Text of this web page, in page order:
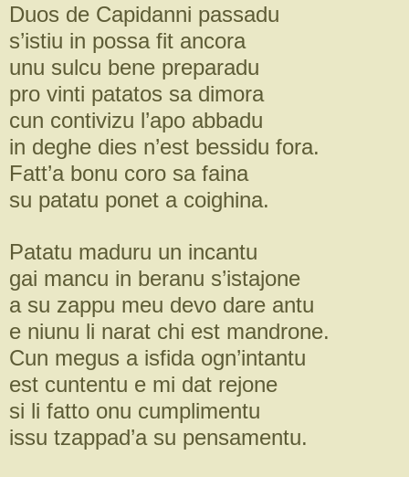
Duos de Capidanni passadu
s’istiu in possa fit ancora
unu sulcu bene preparadu
pro vinti patatos sa dimora
cun contivizu l’apo abbadu
in deghe dies n’est bessidu fora.
Fatt’a bonu coro sa faina
su patatu ponet a coighina.
Patatu maduru un incantu
gai mancu in beranu s’istajone
a su zappu meu devo dare antu
e niunu li narat chi est mandrone.
Cun megus a isfida ogn’intantu
est cuntentu e mi dat rejone
si li fatto onu cumplimentu
issu tzappad’a su pensamentu.